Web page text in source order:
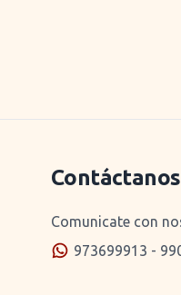
Contáctanos
Comunicate con
973699913 -